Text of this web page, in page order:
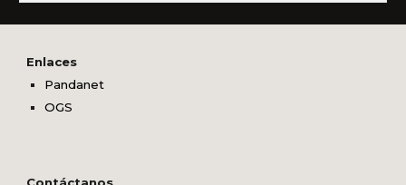
Enlaces
Pandanet
OGS